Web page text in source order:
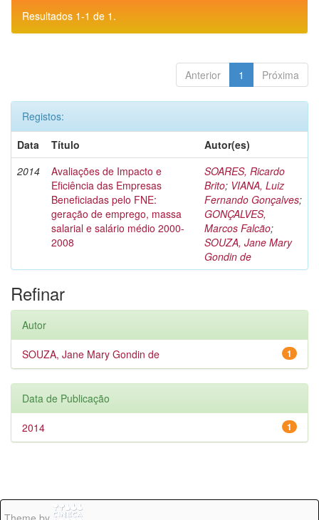
Resultados 1-1 de 1.
Anterior 1 Próxima
Registos:
Data
Título
Autor(es)
2014
Avaliações de Impacto e
Eficiência das Empresas
Beneficiadas pelo FNE:
geração de emprego, massa
salarial e salário médio 2000-
2008
SOARES, Ricardo
Brito; VIANA, Luiz
Fernando Gonçalves;
GONÇALVES,
Marcos Falcão;
SOUZA, Jane Mary
Gondin de
Refinar
Autor
1
SOUZA, Jane Mary Gondin de
Data de Publicação
1
2014